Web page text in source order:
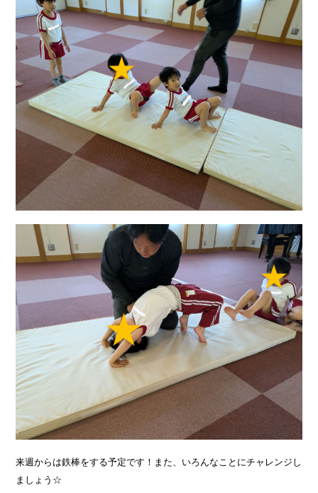
来週からは鉄棒をする予定です！また、いろんなことにチャレンジし
ましょう☆